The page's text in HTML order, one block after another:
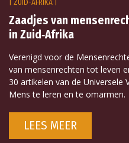
| ZUID-AFRIKA |
Zaadjes van
in Zuid‑Afrika
Verenigd voor de
van mensenrechten tot leven
30 artikelen van de Universele
Mens te leren en te omarmen.
LEES MEER